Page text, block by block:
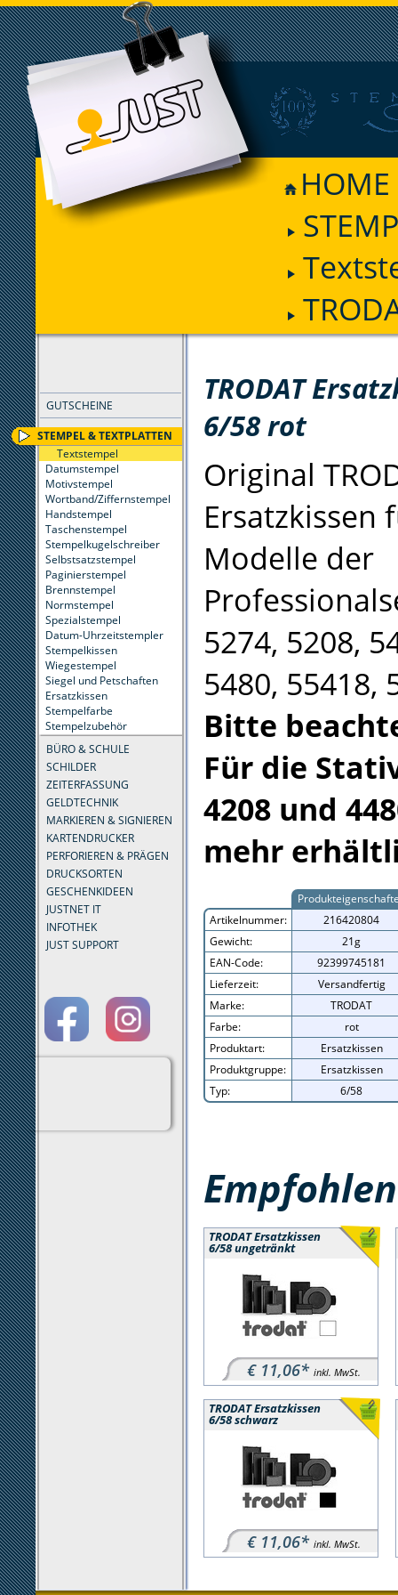
HOME
GUTSCHEINE
STEMPEL & TEXTPLATTEN
Textstempel
Datumstempel
Motivstempel
Wortband/Ziffernstempel
Handstempel
Taschenstempel
Stempelkugelschreiber
Selbstsatzstempel
Paginierstempel
Brennstempel
Normstempel
Spezialstempel
Datum-Uhrzeitstempler
Stempelkissen
Wiegestempel
Siegel und Petschaften
Ersatzkissen
Stempelfarbe
Stempelzubehör
BÜRO & SCHULE
SCHILDER
ZEITERFASSUNG
GELDTECHNIK
MARKIEREN & SIGNIEREN
KARTENDRUCKER
PERFORIEREN & PRÄGEN
DRUCKSORTEN
GESCHENKIDEEN
JUSTNET IT
INFOTHEK
JUST SUPPORT
TRODAT
6/58 rot
Original
Ersatzkissen
Modelle der
5274, 5208,
5480, 55418,
Bitte
Für die
4208 und
mehr
Artikelnummer:
216420804
Gewicht:
21g
EAN-Code:
92399745181
Lieferzeit:
Versandfertig
Marke:
TRODAT
Farbe:
rot
Produktart:
Ersatzkissen
Produktgruppe:
Ersatzkissen
Typ:
6/58
TRODAT Ersatzkissen
6/58 ungetränkt
€ 11,06* inkl. MwSt.
TRODAT Ersatzkissen
6/58 schwarz
€ 11,06* inkl. MwSt.